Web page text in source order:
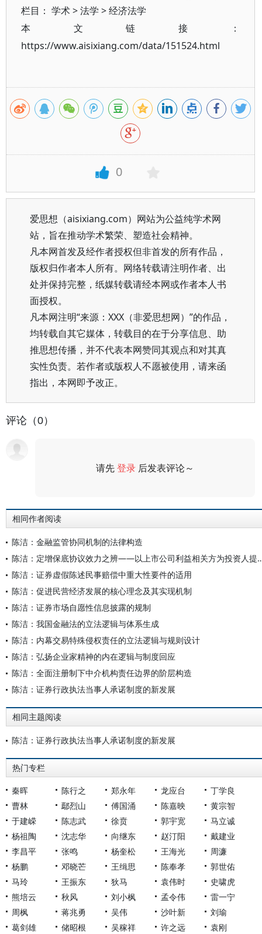
栏目： 学术>法学 >经济法学
本文链接：
https://www.aisixiang.com/data/151524.html
0
爱思想（aisixiang.com）网站为公益纯学术网
站，旨在推动学术繁荣、塑造社会精神。
凡本网首发及经作者授权但非首发的所有作品，
版权归作者本人所有。网络转载请注明作者、出
处并保持完整，纸媒转载请经本网或作者本人书
面授权。
凡本网注明“来源：XXX（非爱思想网）”的作品，
均转载自其它媒体，转载目的在于分享信息、助
推思想传播，并不代表本网赞同其观点和对其真
实性负责。若作者或版权人不愿被使用，请来函
指出，本网即予改正。
评论（0）
请先登录 后发表评论～
相同作者阅读
陈洁：金融监管协同机制的法律构造
陈洁：定增保底协议效力之辨——以
陈洁：证券虚假陈述民事赔偿中重大性要件的适用
陈洁：促进民营经济发展的核心理念及其实现机制
陈洁：证券市场自愿性信息披露的规制
陈洁：我国金融法的立法逻辑与体系生成
陈洁：内幕交易特殊侵权责任的立法逻辑与规则设计
陈洁：弘扬企业家精神的内在逻辑与制度回应
陈洁：全面注册制下中介机构责任边界的阶层构造
陈洁：证券行政执法当事人承诺制度的新发展
相同主题阅读
陈洁：证券行政执法当事人承诺制度的新发展
热门专栏
秦晖 陈行之 郑永年 龙应台
丁学良
曹林
鄢烈山 傅国涌 陈嘉映
黄宗智
于建嵘
陈志武 徐贲 郭宇宽
马立诚
杨祖陶
沈志华 向继东 赵汀阳
戴建业
李昌平
张鸣 杨奎松 王海光
周濂
杨鹏
邓晓芒 王缉思 陈奉孝
郭世佑
马玲
王振东 狄马 袁伟时
史啸虎
熊培云
秋风 刘小枫 孟令伟
雷一宁
周枫
蒋兆勇 吴伟 沙叶新
刘瑜
葛剑雄
储昭根 吴稼祥 许之远 袁刚